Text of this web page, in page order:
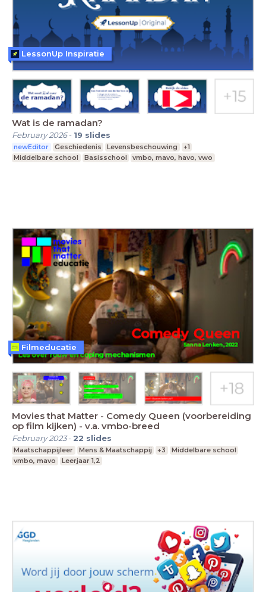
Wat is de ramadan?
February 2026- 19 slides
newEditor Geschiedenis Levensbeschouwing
+1
Middelbare school
Basisschool vmbo, mavo, havo, vwo
LessonUp Inspiratie
Movies that Matter - Comedy Queen (voorbereiding
op film kijken) - v.a. vmbo-breed
February 2023- 22 slides
Maatschappijleer Mens & Maatschappij +3
Middelbare school
vmbo, mavo
Leerjaar 1,2
Filmeducatie